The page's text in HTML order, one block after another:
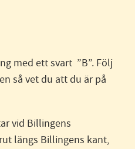
med ett svart ”B”. Följ
så vet du att du är på
vid Billingens
längs Billingens kant,